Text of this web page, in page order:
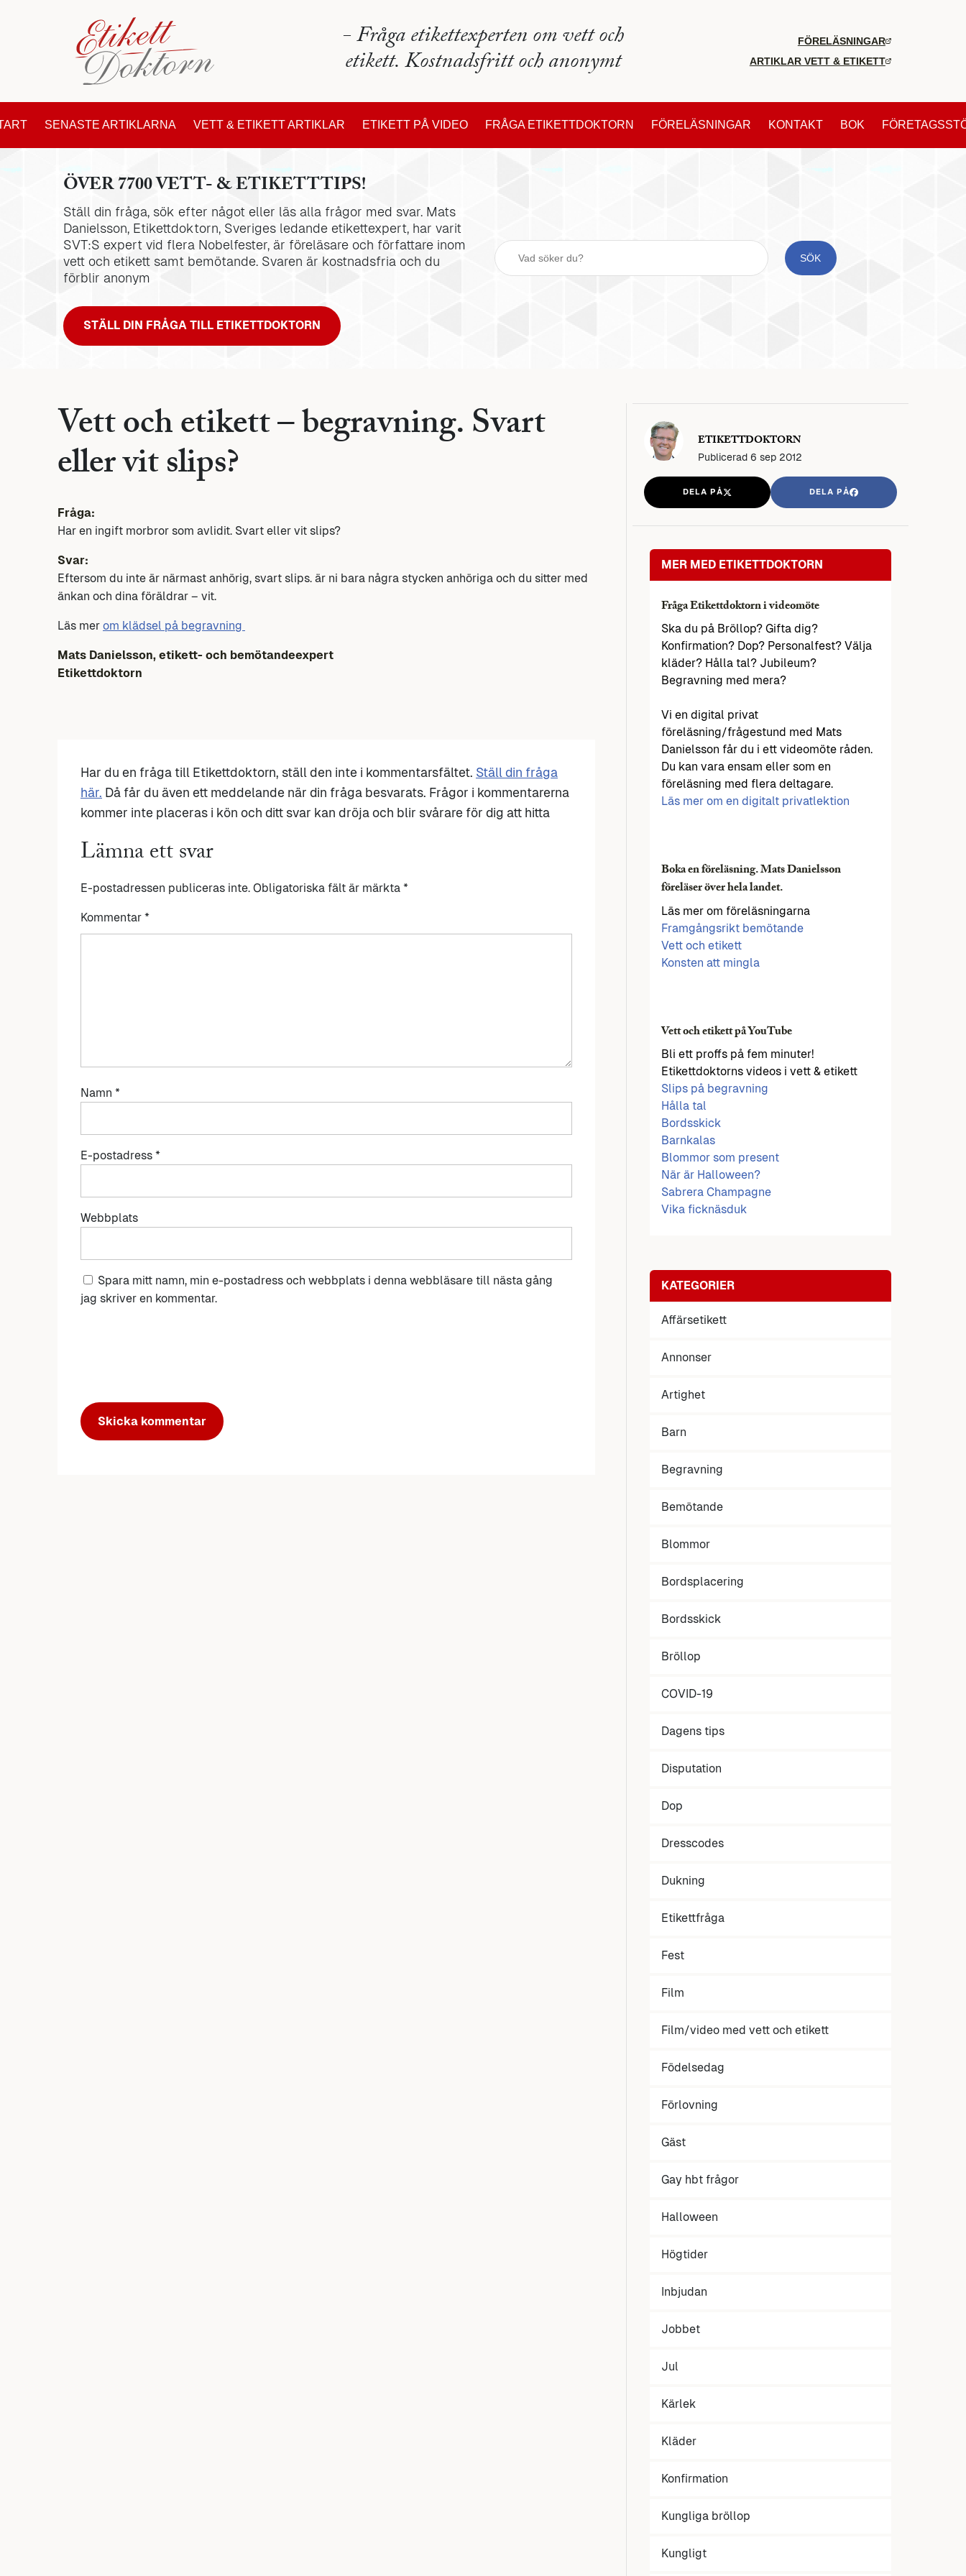
- Fråga etikettexperten om vett och
etikett. Kostnadsfritt och anonymt
FÖRELÄSNINGAR
ARTIKLAR VETT & ETIKETT
SENASTE ARTIKLARNA VETT & ETIKETT ARTIKLAR ETIKETT PÅ VIDEO FRÅGA ETIKETTDOKTORN FÖRELÄSNINGAR KONTAKT BOK
ÖVER 7700 VETT- & ETIKETTTIPS!
Ställ din fråga, sök efter något eller läs alla frågor med svar. Mats
Danielsson, Etikettdoktorn, Sveriges ledande etikettexpert, har varit
SVT:S expert vid flera Nobelfester, är föreläsare och författare inom
vett och etikett samt bemötande. Svaren är kostnadsfria och du
förblir anonym
STÄLL DIN FRÅGA TILL ETIKETTDOKTORN
Vett och etikett – begravning. Svart
eller vit slips?
Fråga:
Har en ingift morbror som avlidit. Svart eller vit slips?
Svar:
Eftersom du inte är närmast anhörig, svart slips. är ni bara några stycken anhöriga och du sitter med
änkan och dina föräldrar – vit.
Läs mer om klädsel på begravning
Mats Danielsson, etikett- och bemötandeexpert
Etikettdoktorn
Har du en fråga till Etikettdoktorn, ställ den inte i kommentarsfältet. Ställ din fråga
här. Då får du även ett meddelande när din fråga besvarats. Frågor i kommentarerna
kommer inte placeras i kön och ditt svar kan dröja och blir svårare för dig att hitta
Lämna ett svar
E-postadressen publiceras inte. Obligatoriska fält är märkta *
Kommentar *
Namn *
E-postadress *
Webbplats
Spara mitt namn, min e-postadress och webbplats i denna webbläsare till nästa gång
jag skriver en kommentar.
ETIKETTDOKTORN
Publicerad 6 sep 2012
DELA PÅ DELA PÅ
MER MED ETIKETTDOKTORN
Fråga Etikettdoktorn i videomöte
Ska du på Bröllop? Gifta dig?
Konfirmation? Dop? Personalfest? Välja
kläder? Hålla tal? Jubileum?
Begravning med mera?
Vi en digital privat
föreläsning/frågestund med Mats
Danielsson får du i ett videomöte råden.
Du kan vara ensam eller som en
föreläsning med flera deltagare.
Läs mer om en digitalt privatlektion
Boka en föreläsning. Mats Danielsson
föreläser över hela landet.
Läs mer om föreläsningarna
Framgångsrikt bemötande
Vett och etikett
Konsten att mingla
Vett och etikett på YouTube
Bli ett proffs på fem minuter!
Etikettdoktorns videos i vett & etikett
Slips på begravning
Hålla tal
Bordsskick
Barnkalas
Blommor som present
När är Halloween?
Sabrera Champagne
Vika ficknäsduk
KATEGORIER
Affärsetikett
Annonser
Artighet
Barn
Begravning
Bemötande
Blommor
Bordsplacering
Bordsskick
Bröllop
COVID-19
Dagens tips
Disputation
Dop
Dresscodes
Dukning
Etikettfråga
Fest
Film
Film/video med vett och etikett
Födelsedag
Förlovning
Gäst
Gay hbt frågor
Halloween
Högtider
Inbjudan
Jobbet
Jul
Kärlek
Kläder
Konfirmation
Kungliga bröllop
Kungligt